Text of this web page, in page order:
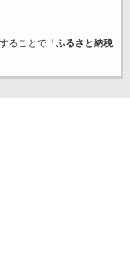
ることで「 ふるさと納税